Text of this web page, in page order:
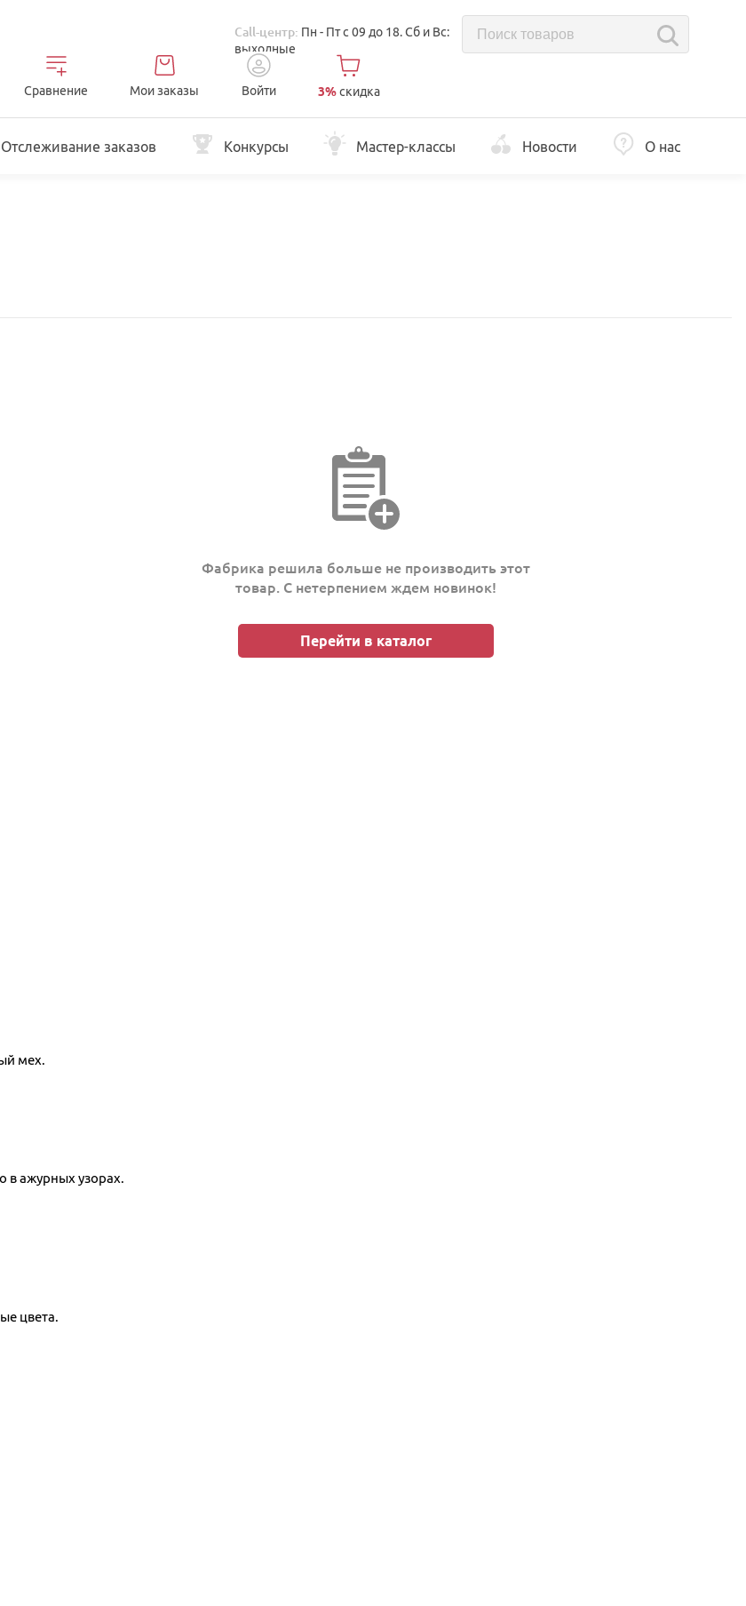
Call-центр: Пн - Пт с 09 до 18. Сб и Вс:
выходные
Сравнение Мои заказы Войти 3%скидка
Отслеживание заказов Конкурсы Мастер-классы Новости О нас
Фабрика решила больше не производить этот
товар. С нетерпением ждем новинок!
Перейти в каталог
мех.
в ажурных узорах.
цвета.